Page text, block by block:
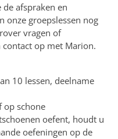
afspraken en
onze groepslessen nog
vragen of
op met Marion.
10 lessen, deelname
op schone
oefent, houdt u
oefeningen op de